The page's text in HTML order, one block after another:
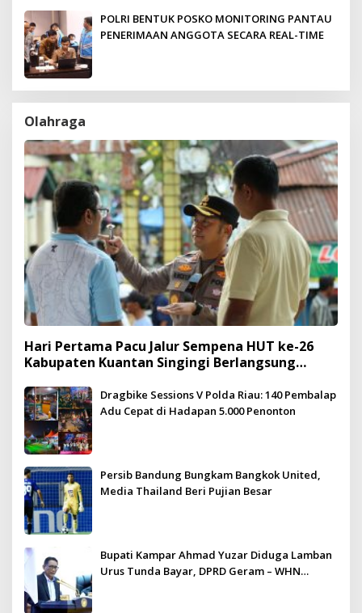
POLRI BENTUK POSKO MONITORING PANTAU
PENERIMAAN ANGGOTA SECARA REAL-TIME
Olahraga
Hari Pertama Pacu Jalur Sempena HUT ke-26
Kabupaten Kuantan Singingi Berlangsung
Dragbike Sessions V Polda Riau: 140 Pembalap
Adu Cepat di Hadapan 5.000 Penonton
Persib Bandung Bungkam Bangkok United,
Media Thailand Beri Pujian Besar
Bupati Kampar Ahmad Yuzar Diduga Lamban
Urus Tunda Bayar, DPRD Geram – WHN